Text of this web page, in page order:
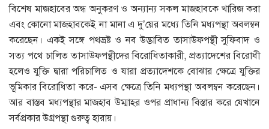
বিশেষ মাজহাবের অন্ধ অনুকরণ ও অন্যান্য সকল মাজহাবকে খারিজ করা
এবং কোনো মাজহাবকেই না মানা এ দু’য়ের মধ্যে তিনি মধ্যপন্থা অবলম্বন
করেছেন। একই সঙ্গে পথভ্রষ্ট ও নব উদ্ভাবিত তাসাউফপন্থী সুফিবাদ ও
সত্য পথে চালিত তাসাউফপন্থীদের বিরোধিতাকারী, প্রত্যাদেশের বিরোধী
হলেও যুক্তি দ্বারা পরিচালিত ও যারা প্রত্যাদেশকে বোঝার ক্ষেত্রে যুক্তির
ভূমিকার বিরোধিতা করে- এসব ক্ষেত্রে তিনি মধ্যপন্থা অবলম্বন করেছেন।
আর বাস্তব মধ্যপন্থার মাজহাব উম্মাহর ওপর প্রাধান্য বিস্তার করে যেখানে
সর্বপ্রকার উগ্রপন্থা গুরুত্ব হারায়।